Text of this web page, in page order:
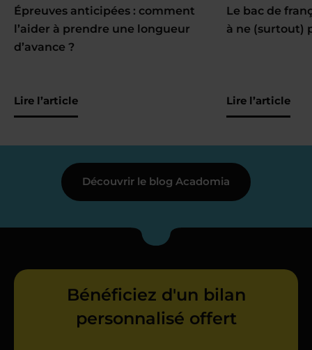
Épreuves anticipées : comment
l’aider à prendre une longueur
d’avance ?
Lire l’article
Le bac de
à ne (surtout)
Lire l’article
Découvrir le blog Acadomia
Bénéficiez d'un bilan
personnalisé offert